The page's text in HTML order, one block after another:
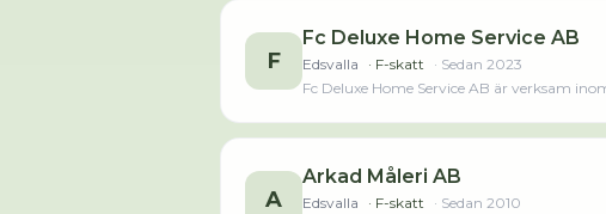
F
Fc Deluxe Home Service AB
Edsvalla · F-skatt · Sedan 2023
Fc Deluxe Home Service AB är verksam
A
Arkad Måleri AB
Edsvalla · F-skatt · Sedan 2010